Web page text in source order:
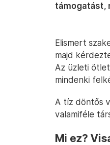
támogatást,
Elismert
majd
Az üzleti
mindenki
A tíz döntős
valamiféle
Mi ez?